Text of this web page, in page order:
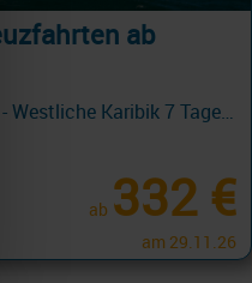
ab
Carnival Cruiseline Promotion - Westliche Karibik 7 Tage ab/an Miami + Fun Rate mit Cashback
ab 332 €
am 29.11.26